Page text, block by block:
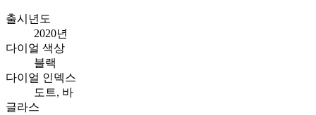
출시년도
2020년
다이얼 색상
블랙
다이얼 인덱스
도트, 바
글라스